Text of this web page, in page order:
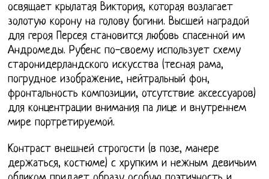
освящает крылатая Виктория, которая возлагает
золотую корону на голову богини. Высшей наградой
для героя Персея становится любовь спасенной им
Андромеды. Рубенс по-своему использует схему
старонидерландского искусства (тесная рама,
погрудное изображение, нейтральный фон,
фронтальность композиции, отсутствие аксессуаров)
для концентрации внимания па лице и внутреннем
мире портретируемой.
Контраст внешней строгости (в позе, манере
держаться, костюме) с хрупким и нежным девичьим